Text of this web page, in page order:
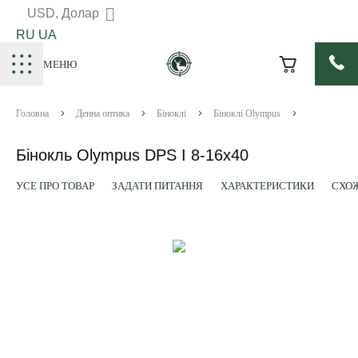
USD, Долар
RU UA
МЕНЮ
Головна Денна оптика Біноклі Біноклі Olympus
Бінокль Olympus DPS I 8-16x40
УСЕ ПРО ТОВАР ЗАДАТИ ПИТАННЯ ХАРАКТЕРИСТИКИ